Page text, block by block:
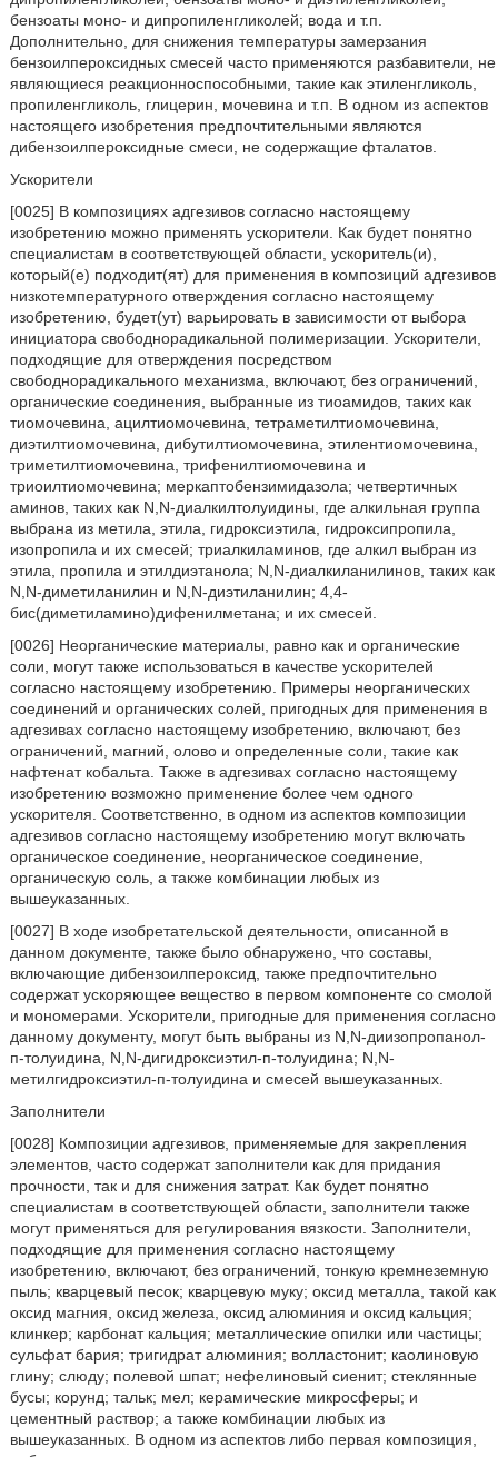
бензоаты моно- и дипропиленгликолей; вода и т.п.
Дополнительно, для снижения температуры замерзания
бензоилпероксидных смесей часто применяются разбавители, не
являющиеся реакционноспособными, такие как этиленгликоль,
пропиленгликоль, глицерин, мочевина и т.п. В одном из аспектов
настоящего изобретения предпочтительными являются
дибензоилпероксидные смеси, не содержащие фталатов.
Ускорители
[0025] В композициях адгезивов согласно настоящему
изобретению можно применять ускорители. Как будет понятно
специалистам в соответствующей области, ускоритель(и),
который(е) подходит(ят) для применения в композиций адгезивов
низкотемпературного отверждения согласно настоящему
изобретению, будет(ут) варьировать в зависимости от выбора
инициатора свободнорадикальной полимеризации. Ускорители,
подходящие для отверждения посредством
свободнорадикального механизма, включают, без ограничений,
органические соединения, выбранные из тиоамидов, таких как
тиомочевина, ацилтиомочевина, тетраметилтиомочевина,
диэтилтиомочевина, дибутилтиомочевина, этилентиомочевина,
триметилтиомочевина, трифенилтиомочевина и
триоилтиомочевина; меркаптобензимидазола; четвертичных
аминов, таких как N,N-диалкилтолуидины, где алкильная группа
выбрана из метила, этила, гидроксиэтила, гидроксипропила,
изопропила и их смесей; триалкиламинов, где алкил выбран из
этила, пропила и этилдиэтанола; N,N-диалкиланилинов, таких как
N,N-диметиланилин и N,N-диэтиланилин; 4,4-
бис(диметиламино)дифенилметана; и их смесей.
[0026] Неорганические материалы, равно как и органические
соли, могут также использоваться в качестве ускорителей
согласно настоящему изобретению. Примеры неорганических
соединений и органических солей, пригодных для применения в
адгезивах согласно настоящему изобретению, включают, без
ограничений, магний, олово и определенные соли, такие как
нафтенат кобальта. Также в адгезивах согласно настоящему
изобретению возможно применение более чем одного
ускорителя. Соответственно, в одном из аспектов композиции
адгезивов согласно настоящему изобретению могут включать
органическое соединение, неорганическое соединение,
органическую соль, а также комбинации любых из
вышеуказанных.
[0027] В ходе изобретательской деятельности, описанной в
данном документе, также было обнаружено, что составы,
включающие дибензоилпероксид, также предпочтительно
содержат ускоряющее вещество в первом компоненте со смолой
и мономерами. Ускорители, пригодные для применения согласно
данному документу, могут быть выбраны из N,N-диизопропанол-
п-толуидина, N,N-дигидроксиэтил-п-толуидина; N,N-
метилгидроксиэтил-п-толуидина и смесей вышеуказанных.
Заполнители
[0028] Композиции адгезивов, применяемые для закрепления
элементов, часто содержат заполнители как для придания
прочности, так и для снижения затрат. Как будет понятно
специалистам в соответствующей области, заполнители также
могут применяться для регулирования вязкости. Заполнители,
подходящие для применения согласно настоящему
изобретению, включают, без ограничений, тонкую кремнеземную
пыль; кварцевый песок; кварцевую муку; оксид металла, такой как
оксид магния, оксид железа, оксид алюминия и оксид кальция;
клинкер; карбонат кальция; металлические опилки или частицы;
сульфат бария; тригидрат алюминия; волластонит; каолиновую
глину; слюду; полевой шпат; нефелиновый сиенит; стеклянные
бусы; корунд; тальк; мел; керамические микросферы; и
цементный раствор; а также комбинации любых из
вышеуказанных. В одном из аспектов либо первая композиция,